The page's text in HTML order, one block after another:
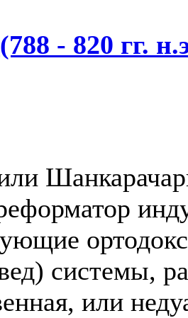
- 820 гг.
системы,
или